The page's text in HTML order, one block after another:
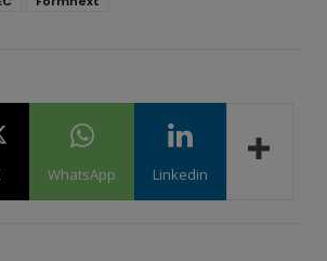
WhatsApp Linkedin